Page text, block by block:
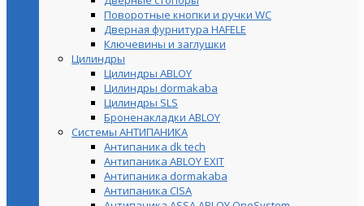
Поворотные кнопки и ручки WC
Дверная фурнитура HAFELE
Ключевины и заглушки
Цилиндры
Цилиндры ABLOY
Цилиндры dormakaba
Цилиндры SLS
Броненакладки ABLOY
Системы АНТИПАНИКА
Антипаника dk tech
Антипаника ABLOY EXIT
Антипаника dormakaba
Антипаника СISA